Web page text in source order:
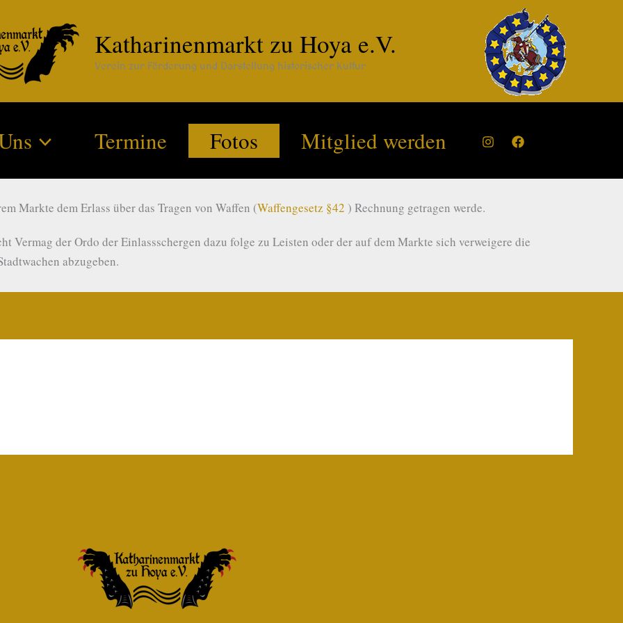
Katharinenmarkt zu Hoya e.V.
Verein zur Förderung und Darstellung historischer Kultur
Termine Fotos Mitglied werden
Markte dem Erlass über das Tragen von Waffen (Waffengesetz §42 ) Rechnung getragen werde.
Vermag der Ordo der Einlassschergen dazu folge zu Leisten oder der auf dem Markte sich verweigere die
abzugeben.